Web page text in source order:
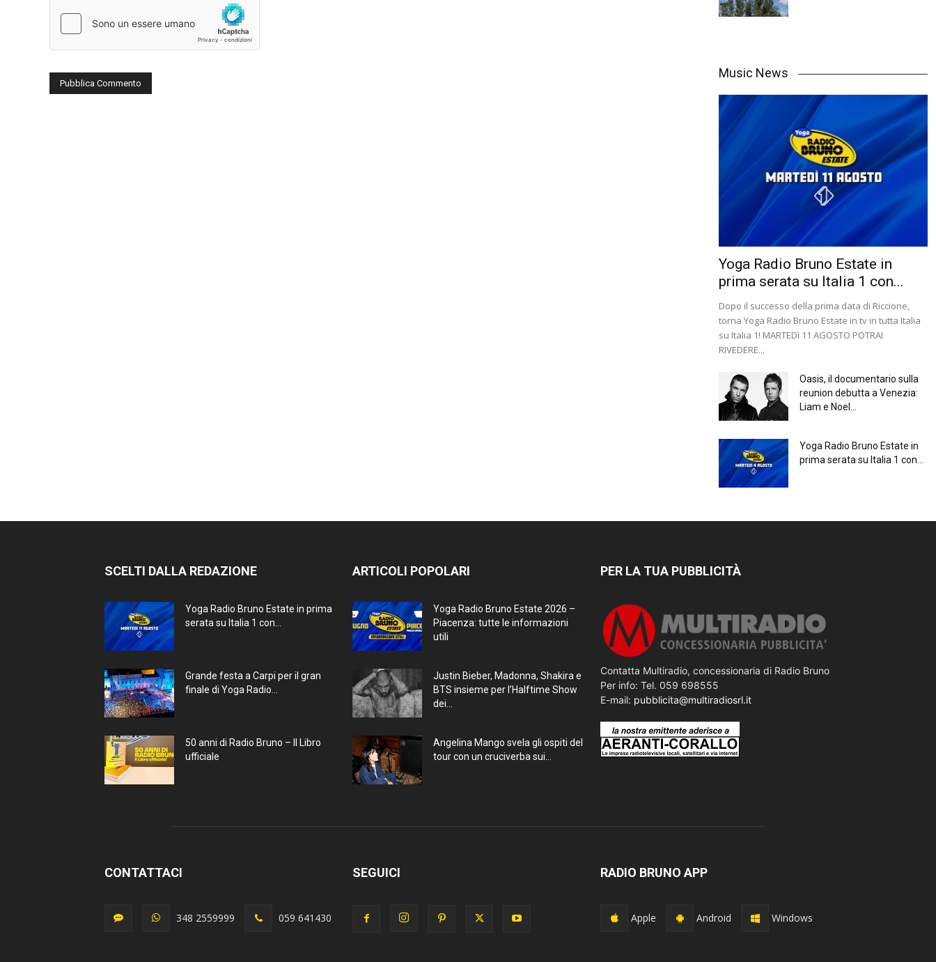
Music News
Yoga Radio Bruno Estate in
prima serata su Italia 1 con...
Dopo il successo della prima data di Riccione,
torna Yoga Radio Bruno Estate in tv in tutta Italia
su Italia 1! MARTEDì 11 AGOSTO POTRAI
RIVEDERE...
Oasis, il documentario sulla
reunion debutta a Venezia:
Liam e Noel...
Yoga Radio Bruno Estate in
prima serata su Italia 1 con...
SCELTI DALLA REDAZIONE
Yoga Radio Bruno Estate in prima
serata su Italia 1 con...
Grande festa a Carpi per il gran
finale di Yoga Radio...
50 anni di Radio Bruno – Il Libro
ufficiale
ARTICOLI POPOLARI
Yoga Radio Bruno Estate 2026 –
Piacenza: tutte le informazioni
utili
Justin Bieber, Madonna, Shakira e
BTS insieme per l’Halftime Show
dei...
Angelina Mango svela gli ospiti del
tour con un cruciverba sui...
PER LA TUA PUBBLICITÀ
Contatta Multiradio, concessionaria di Radio Bruno
Per info: Tel. 059 698555
E-mail: pubblicita@multiradiosrl.it
CONTATTACI
348 2559999 059 641430
SEGUICI RADIO BRUNO APP
Apple Android Windows